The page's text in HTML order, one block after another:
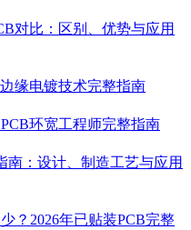
对比：区别、优势与应用
缘电镀技术完整指南
环宽工程师完整指南
南：设计、制造工艺与应用
？2026年已贴装PCB完整